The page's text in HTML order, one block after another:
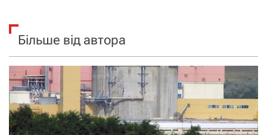
Більше від автора